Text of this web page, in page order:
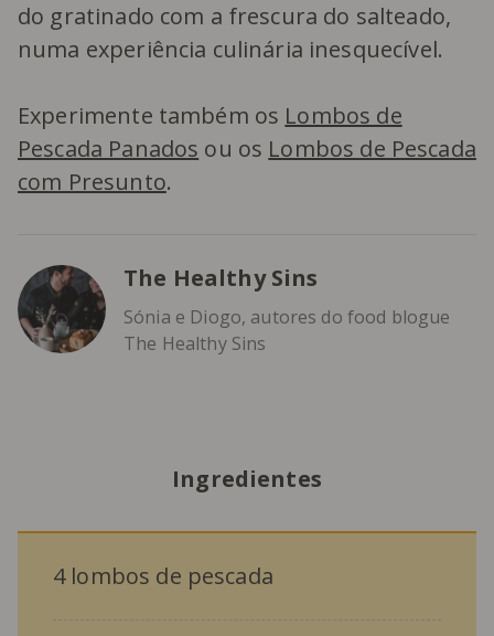
do gratinado com a frescura do salteado,
numa experiência culinária inesquecível.
Experimente também os Lombos de
Pescada Panados ou os Lombos de Pescada
com Presunto.
The Healthy Sins
Sónia e Diogo, autores do food blogue
The Healthy Sins
Ingredientes
4 lombos de pescada